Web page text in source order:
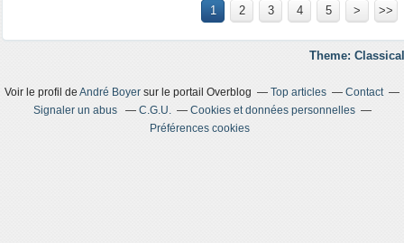
1 2 3 4 5 > >>
Theme:
Voir le profil de André Boyer sur le portail Overblog Top articles
Contact
Signaler un abus
C.G.U.
Cookies et données personnelles
Préférences cookies